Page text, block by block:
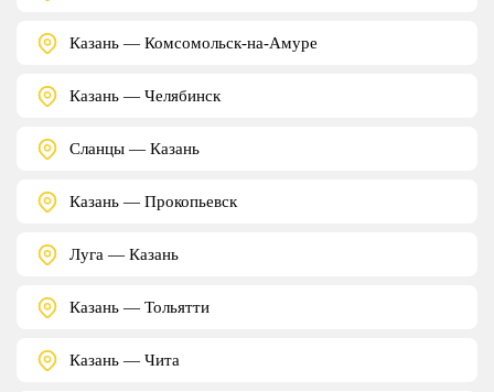
Казань — Комсомольск-на-Амуре
Казань — Челябинск
Сланцы — Казань
Казань — Прокопьевск
Луга — Казань
Казань — Тольятти
Казань — Чита